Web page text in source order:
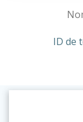
ID de